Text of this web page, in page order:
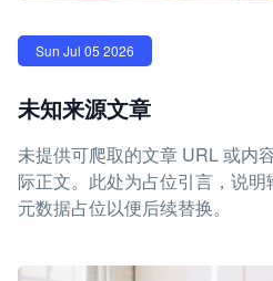
Sun Jul 05 2026
未知来源文章
未提供可爬取的文章 URL 或内
际正文。此处为占位引言，说
元数据占位以便后续替换。